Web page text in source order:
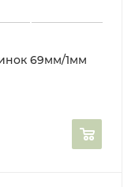
69мм/1мм